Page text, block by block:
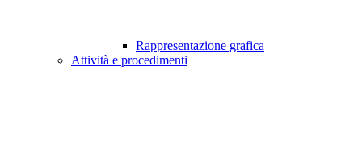
Rappresentazione grafica
Attività e procedimenti